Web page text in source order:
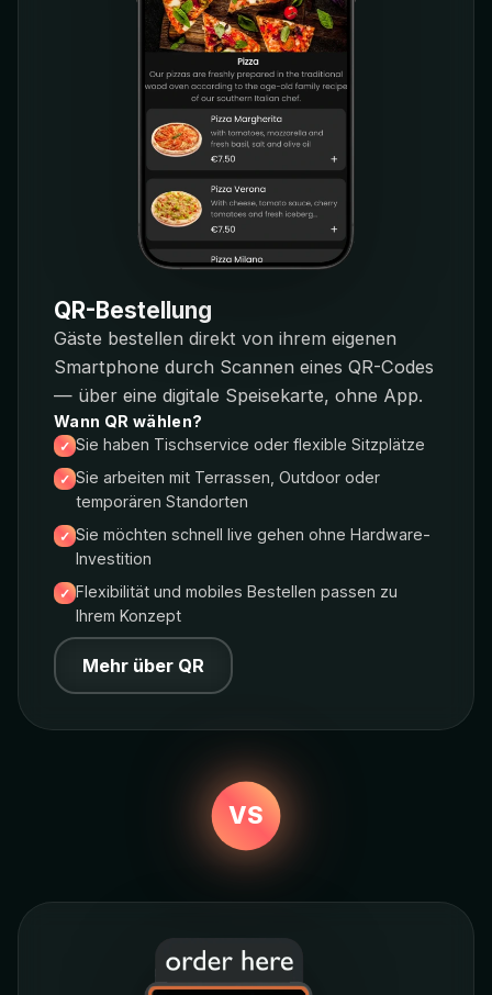
QR-Bestellung
Gäste bestellen direkt von ihrem eigenen
Smartphone durch Scannen eines QR-Codes
— über eine digitale Speisekarte, ohne App.
Wann QR wählen?
Sie haben Tischservice oder flexible Sitzplätze
Sie arbeiten mit Terrassen, Outdoor oder
temporären Standorten
Sie möchten schnell live gehen ohne Hardware-
Investition
Flexibilität und mobiles Bestellen passen zu
Ihrem Konzept
Mehr über QR
VS